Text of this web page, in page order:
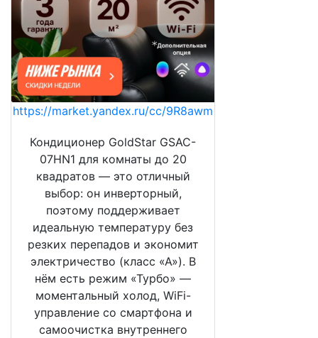
https://market.yandex.ru/cc/9R8awm
Кондиционер GoldStar GSAC-
07HN1 для комнаты до 20
квадратов — это отличный
выбор: он инверторный,
поэтому поддерживает
идеальную температуру без
резких перепадов и экономит
электричество (класс «А»). В
нём есть режим «Турбо» —
моментальный холод, WiFi-
управление со смартфона и
самоочистка внутреннего